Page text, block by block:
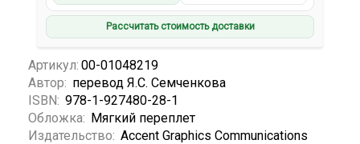
Рассчитать стоимость доставки
Артикул: 00-01048219
Автор: перевод Я.С. Семченкова
ISBN: 978-1-927480-28-1
Обложка: Мягкий переплет
Издательство: Accent Graphics Communications